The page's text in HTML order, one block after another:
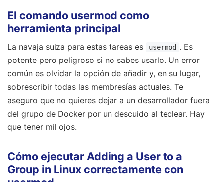
El comando usermod como
herramienta principal
La navaja suiza para estas tareas es usermod . Es
potente pero peligroso si no sabes usarlo. Un error
común es olvidar la opción de añadir y, en su lugar,
sobrescribir todas las membresías actuales. Te
aseguro que no quieres dejar a un desarrollador fuera
del grupo de Docker por un descuido al teclear. Hay
que tener mil ojos.
Cómo ejecutar Adding a User to a
Group in Linux correctamente con